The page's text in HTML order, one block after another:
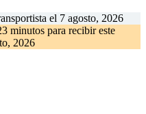
el 7 agosto, 2026
minutos para recibir este
2026